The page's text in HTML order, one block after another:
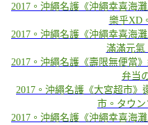
2017。沖繩名護《沖繩幸喜海
樂乎XD
2017。沖繩名護《沖繩幸喜海
滿滿元氣
2017。沖繩名護《壽限無便當
弁当
2017。沖繩名護《大宮超市
市。タウ
2017。沖繩名護《沖繩幸喜海